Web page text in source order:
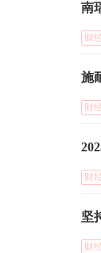
南
财
施
财
财
坚
财